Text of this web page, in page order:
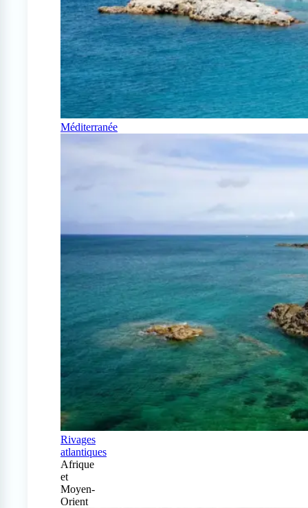
Méditerranée
Rivages
atlantiques
Afrique
et
Moyen-
Orient